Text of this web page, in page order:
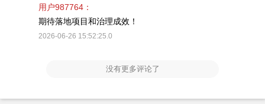
用户987764：
期待落地项目和治理成效！
2026-06-26 15:52:25.0
没有更多评论了